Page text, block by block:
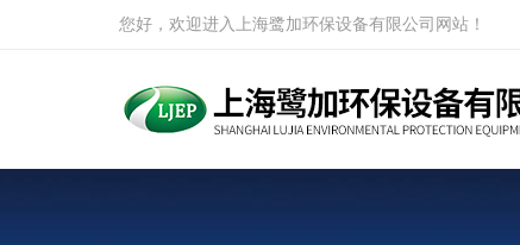
您好，欢迎进入上海鹭加环保设备有限公司网站！